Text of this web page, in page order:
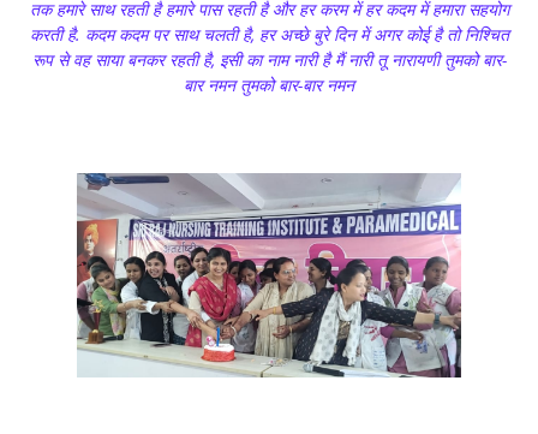
तक हमारे साथ रहती है हमारे पास रहती है और हर करम में हर कदम में हमारा सहयोग
करती है. कदम कदम पर साथ चलती है, हर अच्छे बुरे दिन में अगर कोई है तो निश्चित
रूप से वह साया बनकर रहती है, इसी का नाम नारी है मैं नारी तू नारायणी तुमको बार-
बार नमन तुमको बार-बार नमन